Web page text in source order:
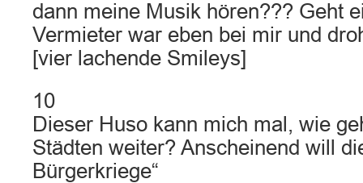
dann meine Musik hören??? Geht
Vermieter war eben bei mir und
[vier lachende Smileys]
10
Dieser Huso kann mich mal, wie
Städten weiter? Anscheinend will
Bürgerkriege“